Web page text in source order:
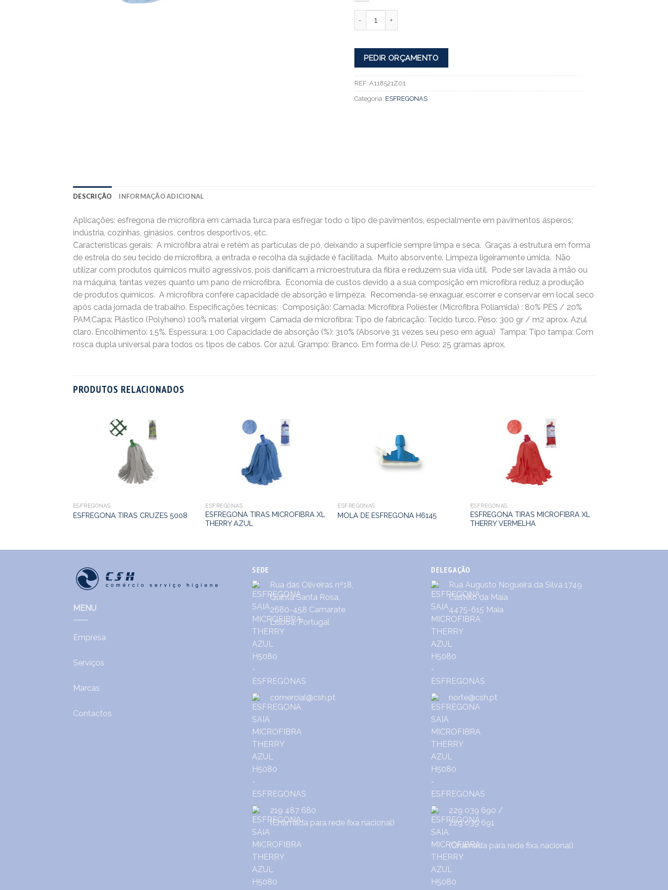
PEDIR ORÇAMENTO
REF: A118521Z01
Categoria: ESFREGONAS
DESCRIÇÃO INFORMAÇÃO ADICIONAL
Aplicações: esfregona de microfibra em camada turca para esfregar todo o tipo de pavimentos, especialmente em pavimentos ásperos;
indústria, cozinhas, ginásios, centros desportivos, etc.
Características gerais:  A microfibra atrai e retém as partículas de pó, deixando a superfície sempre limpa e seca.  Graças à estrutura em forma
de estrela do seu tecido de microfibra, a entrada e recolha da sujidade é facilitada.  Muito absorvente. Limpeza ligeiramente úmida.  Não
utilizar com produtos químicos muito agressivos, pois danificam a microestrutura da fibra e reduzem sua vida útil.  Pode ser lavada à mão ou
na máquina, tantas vezes quanto um pano de microfibra.  Economia de custos devido a a sua composição em microfibra reduz a produção
de produtos químicos.  A microfibra confere capacidade de absorção e limpeza.  Recomenda-se enxaguar, escorrer e conservar em local seco
após cada jornada de trabalho. Especificações técnicas:  Composição: Camada: Microfibra Poliéster (Microfibra Poliamida) : 80% PES / 20%
PAM.Capa: Plástico (Polyheno) 100% material virgem  Camada de microfibra: Tipo de fabricação: Tecido turco. Peso: 300 gr / m2 aprox. Azul
claro. Encolhimento: 1,5%. Espessura: 1,00 Capacidade de absorção (%): 310% (Absorve 31 vezes seu peso em água)  Tampa: Tipo tampa: Com
rosca dupla universal para todos os tipos de cabos. Cor azul. Grampo: Branco. Em forma de U. Peso: 25 gramas aprox.
PRODUTOS RELACIONADOS
ESFREGONAS
ESFREGONA TIRAS CRUZES 5008
ESFREGONAS
ESFREGONA TIRAS MICROFIBRA XL
THERRY AZUL
ESFREGONAS
MOLA DE ESFREGONA H6145
ESFREGONAS
ESFREGONA TIRAS MICROFIBRA XL
THERRY VERMELHA
MENU
Empresa
Serviços
Marcas
Contactos
SEDE
Rua das Oliveiras nº18,
Quinta Santa Rosa,
2680-458 Camarate
Lisboa, Portugal
comercial@csh.pt
219 487 680
(Chamada para rede fixa nacional)
DELEGAÇÃO
Rua Augusto Nogueira da Silva 1749
Castêlo da Maia
4475-615 Maia
norte@csh.pt
229 039 690 /
229 039 691
(Chamada para rede fixa nacional)